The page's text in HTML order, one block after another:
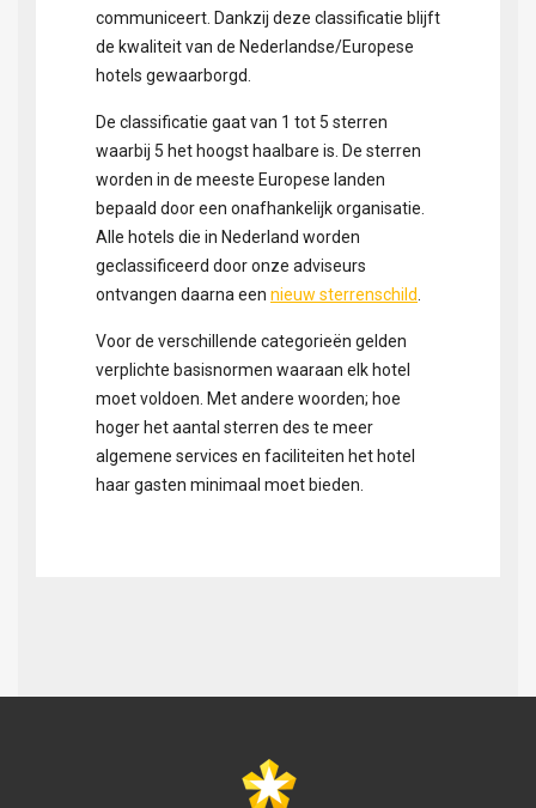
communiceert. Dankzij deze classificatie blijft
de kwaliteit van de Nederlandse/Europese
hotels gewaarborgd.
De classificatie gaat van 1 tot 5 sterren
waarbij 5 het hoogst haalbare is. De sterren
worden in de meeste Europese landen
bepaald door een onafhankelijk organisatie.
Alle hotels die in Nederland worden
geclassificeerd door onze adviseurs
ontvangen daarna een nieuw sterrenschild
Voor de verschillende categorieën gelden
verplichte basisnormen waaraan elk hotel
moet voldoen. Met andere woorden; hoe
hoger het aantal sterren des te meer
algemene services en faciliteiten het hotel
haar gasten minimaal moet bieden.